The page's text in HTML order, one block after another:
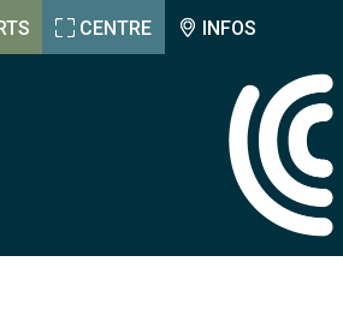
CENTRE INFOS